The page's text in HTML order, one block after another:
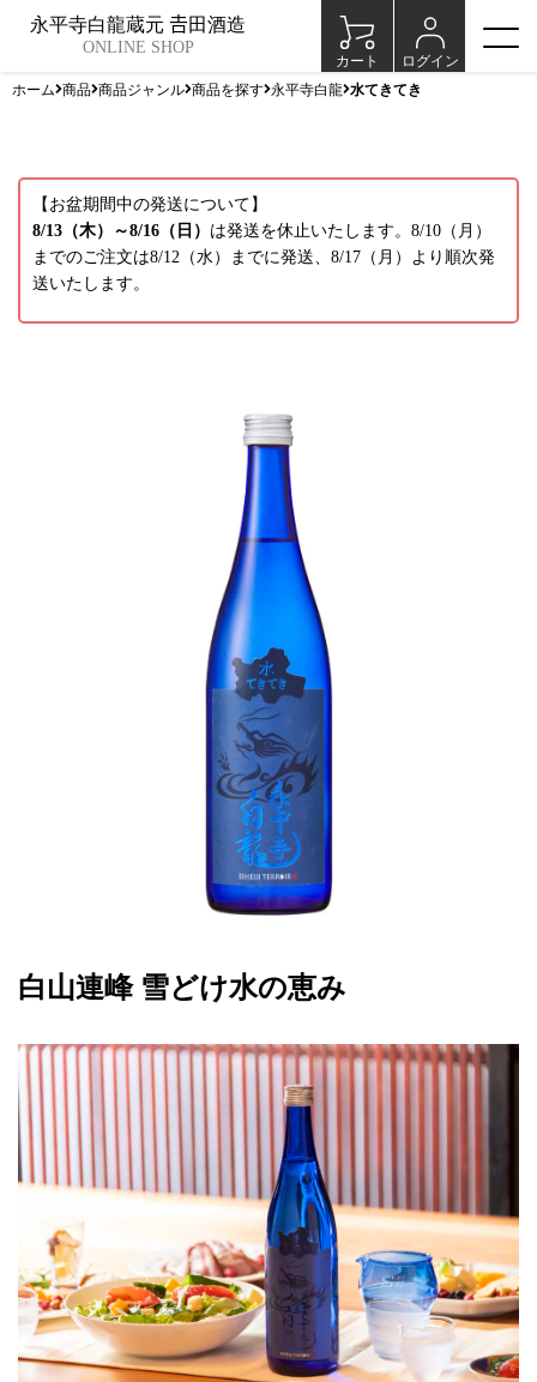
永平寺白龍蔵元 𠮷田酒造
ONLINE SHOP
カート
ログイン
ホーム 商品 商品ジャンル 商品を探す 永平寺白龍 水てきてき
【お盆期間中の発送について】
8/13（木）～8/16（日） は発送を休止いたします。8/10（月）
までのご注文は8/12（水）までに発送、8/17（月）より順次発
送いたします。
白山連峰 雪どけ水の恵み